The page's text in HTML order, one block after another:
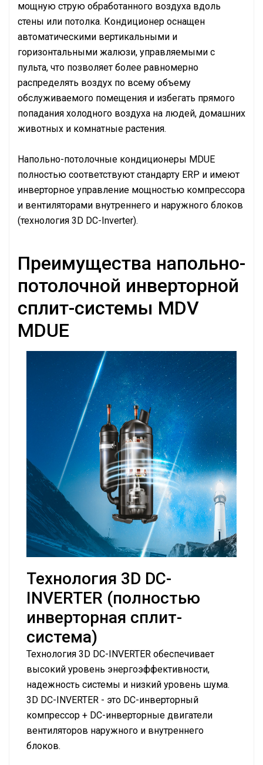
мощную струю обработанного воздуха вдоль
стены или потолка. Кондиционер оснащен
автоматическими вертикальными и
горизонтальными жалюзи, управляемыми с
пульта, что позволяет более равномерно
распределять воздух по всему объему
обслуживаемого помещения и избегать прямого
попадания холодного воздуха на людей, домашних
животных и комнатные растения.
Напольно-потолочные кондиционеры MDUE
полностью соответствуют стандарту ERP и имеют
инверторное управление мощностью компрессора
и вентиляторами внутреннего и наружного блоков
(технология 3D DC-Inverter).
Преимущества напольно-
потолочной инверторной
сплит-системы MDV
MDUE
Технология 3D DC-
INVERTER (полностью
инверторная сплит-
система)
Технология 3D DC-INVERTER обеспечивает
высокий уровень энергоэффективности,
надежность системы и низкий уровень шума.
3D DC-INVERTER - это DC-инверторный
компрессор + DC-инверторные двигатели
вентиляторов наружного и внутреннего
блоков.